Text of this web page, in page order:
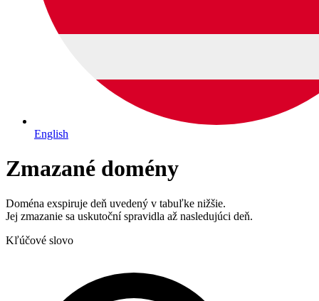
English
Zmazané domény
Doména exspiruje deň uvedený v tabuľke nižšie.
Jej zmazanie sa uskutoční spravidla až nasledujúci deň.
Kľúčové slovo